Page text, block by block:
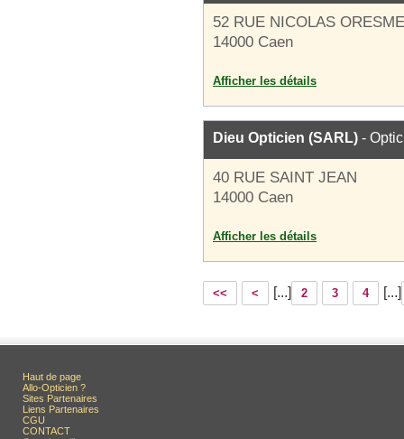
52 RUE NICOLAS ORESME
14000 Caen
Afficher les détails
Dieu Opticien (SARL) -
40 RUE SAINT JEAN
14000 Caen
Afficher les détails
<< < [...] 2 3 4 [...]
Haut de page
Allo-Opticien ?
Sites Partenaires
Liens Partenaires
CGU
CONTACT